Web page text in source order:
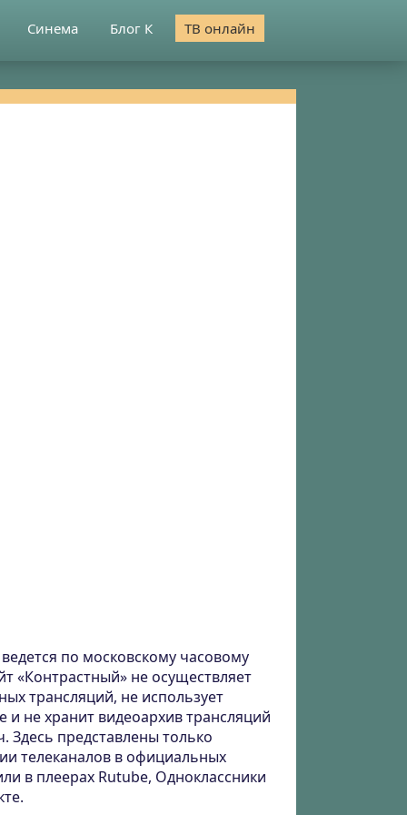
Синема Блог К ТВ онлайн
по московскому часовому
«Контрастный» не осуществляет
трансляций, не использует
и не хранит видеоархив трансляций
Здесь представлены только
телеканалов в официальных
в плеерах Rutube, Одноклассники